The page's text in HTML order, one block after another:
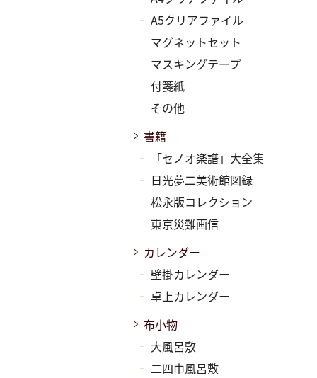
A5クリアファイル
マグネットセット
マスキングテープ
付箋紙
その他
書籍
「セノオ楽譜」大全集
日光夢二美術館図録
松永版コレクション
東京災難画信
カレンダー
壁掛カレンダー
卓上カレンダー
布小物
大風呂敷
二四巾風呂敷